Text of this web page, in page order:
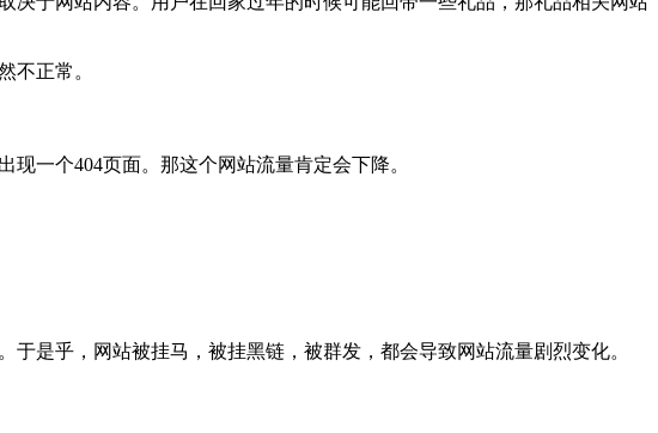
不正常。
一个404页面。那这个网站流量肯定会下降。
是乎，网站被挂马，被挂黑链，被群发，都会导致网站流量剧烈变化。